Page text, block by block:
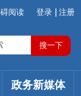
登录 注册
阅读
政务新媒体